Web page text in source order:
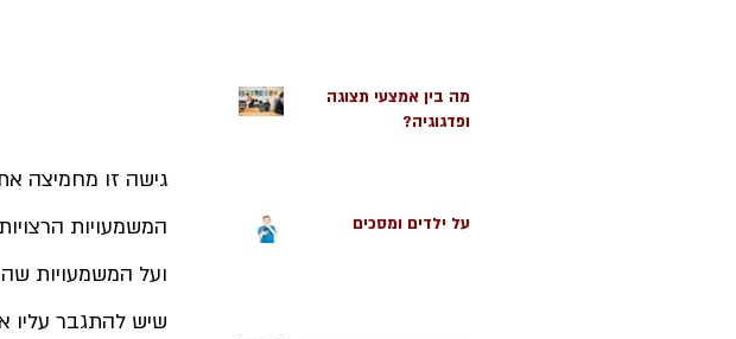
גישה זו מחמיצה
המשמעויות
ועל המשמעויות
שיש להתגבר עליו
מה בין אמצעי תצוגה
ופדגוגיה?
על ילדים ומסכים